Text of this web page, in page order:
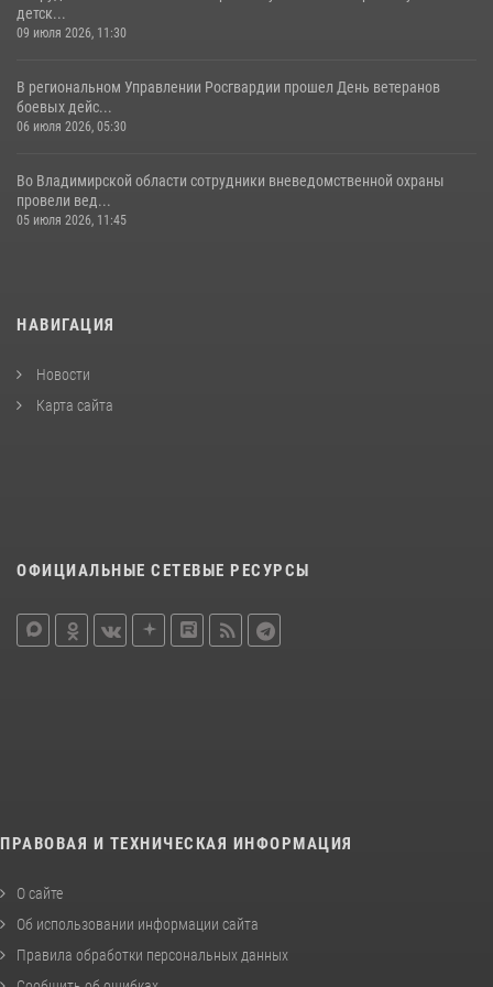
детск...
09 июля 2026, 11:30
В региональном Управлении Росгвардии прошел День ветеранов
боевых дейс...
06 июля 2026, 05:30
Во Владимирской области сотрудники вневедомственной охраны
провели вед...
05 июля 2026, 11:45
НАВИГАЦИЯ
Новости
Карта сайта
ОФИЦИАЛЬНЫЕ СЕТЕВЫЕ РЕСУРСЫ
ПРАВОВАЯ И ТЕХНИЧЕСКАЯ ИНФОРМАЦИЯ
О сайте
Об использовании информации сайта
Правила обработки персональных данных